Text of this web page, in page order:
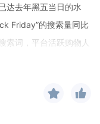
达去年黑五当日的水
Friday”的搜索量同比
索词，平台活跃购物人